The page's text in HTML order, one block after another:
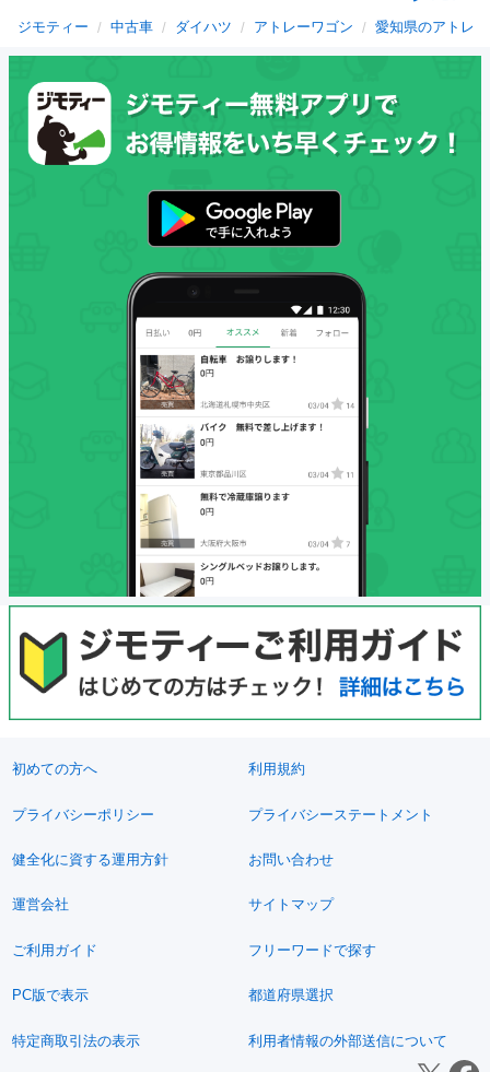
ジモティー 中古車 ダイハツ アトレーワゴン 愛知県のアトレ
初めての方へ 利用規約
プライバシーポリシー プライバシーステートメント
健全化に資する運用方針 お問い合わせ
運営会社 サイトマップ
ご利用ガイド フリーワードで探す
PC版で表示 都道府県選択
特定商取引法の表示 利用者情報の外部送信について